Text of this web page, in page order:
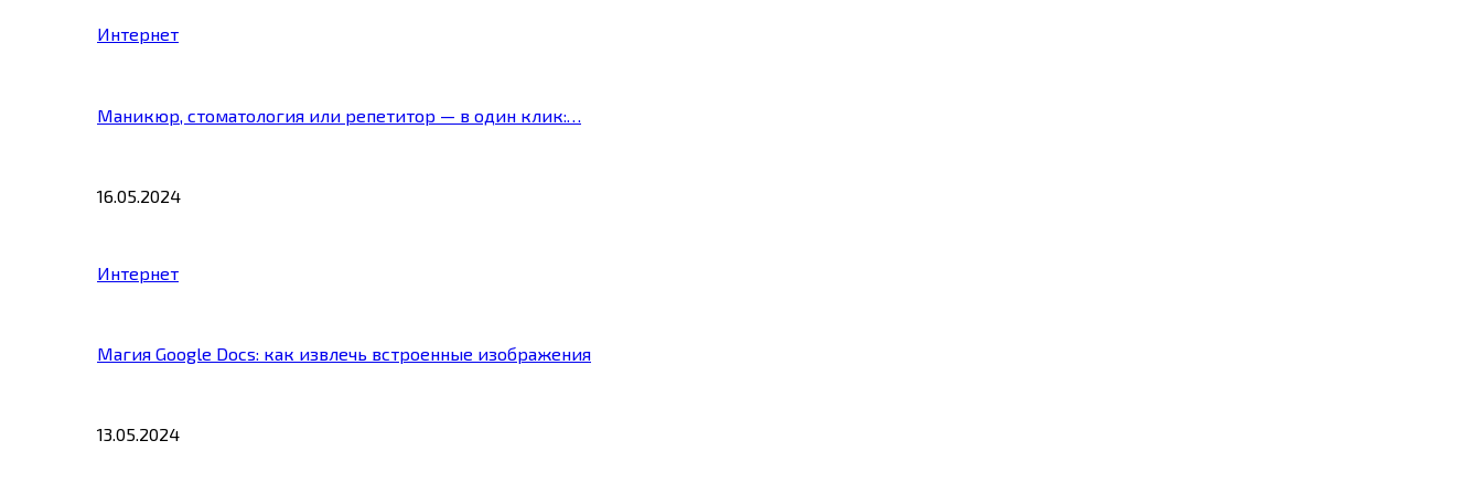
Интернет
Маникюр, стоматология или репетитор — в один клик:…
16.05.2024
Интернет
Магия Google Docs: как извлечь встроенные изображения
13.05.2024